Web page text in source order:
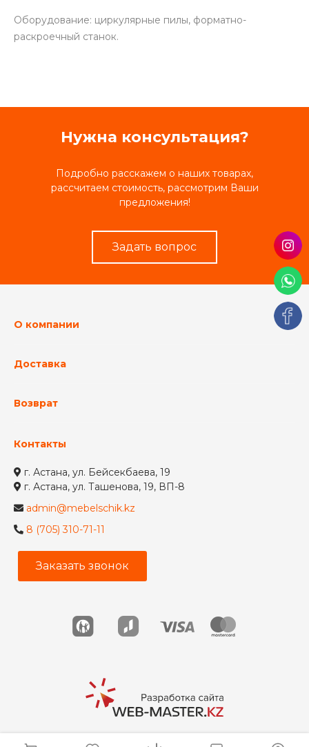
Оборудование: циркулярные пилы, форматно-
раскроечный станок.
Нужна консультация?
Подробно расскажем о наших товарах,
рассчитаем стоимость, рассмотрим Ваши
предложения!
Задать вопрос
О компании
Доставка
Возврат
Контакты
г. Астана, ул. Бейсекбаева, 19
г. Астана, ул. Ташенова, 19, ВП-8
admin@mebelschik.kz
8 (705) 310-71-11
Заказать звонок
© 2026 Мебельщик, Все права защищены